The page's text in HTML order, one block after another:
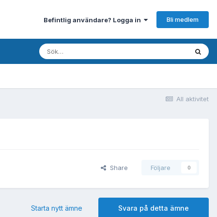
Befintlig användare? Logga in Bli medlem
All aktivitet
Share Följare 0
Svara på detta ämne
Starta nytt ämne